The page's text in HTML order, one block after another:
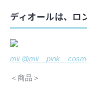
ディオールは、
mii
＜商品＞